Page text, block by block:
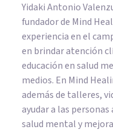
Yidaki Antonio
fundador de Mind
experiencia en el
en brindar atención
educación en salud
medios. En Mind
además de talleres,
ayudar a las
salud mental y